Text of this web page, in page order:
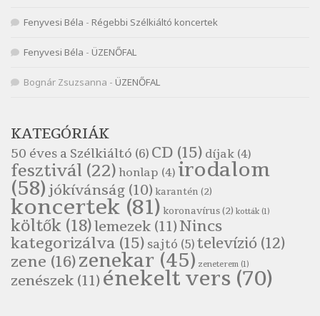
Szélkiáltó
Népköltés: Most érkeztünk
Szélkiáltó
Népköltés: Reggeli köszöntő
Pákolitz István: Altató
Szélkiáltó
Pákolitz István: Bakarasz
Szélkiáltó
Pákolitz István: Csiga-biga
Szélkiáltó
Pákolitz István: Kiolvasó
Szélkiáltó
Páskándi Géza: Madárijesztő
Szélkiáltó
Fenyvesi Béla - Régebbi Szélkiáltó koncertek
Fenyvesi Béla - ÜZENŐFAL
Bognár Zsuzsanna - ÜZENŐFAL
KATEGÓRIÁK
50 éves a Szélkiáltó (6) CD (15) díjak (4)
fesztivál (22) honlap (4) irodalom
(58)jókívánság (10) karantén (2)
koncertek (81) koronavírus(2) kották (1)
költők (18)lemezek (11)Nincs
kategorizálva (15) sajtó (5)televízió (12)
zene (16)zenekar (45) zeneterem (1)
zenészek (11) énekelt vers (70)